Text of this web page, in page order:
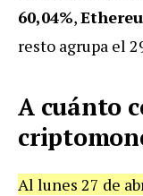
60,04%,
resto agrupa el
A cuánto
Al lunes 27 de